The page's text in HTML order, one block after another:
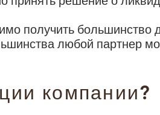
получить
любой партнер
компании?